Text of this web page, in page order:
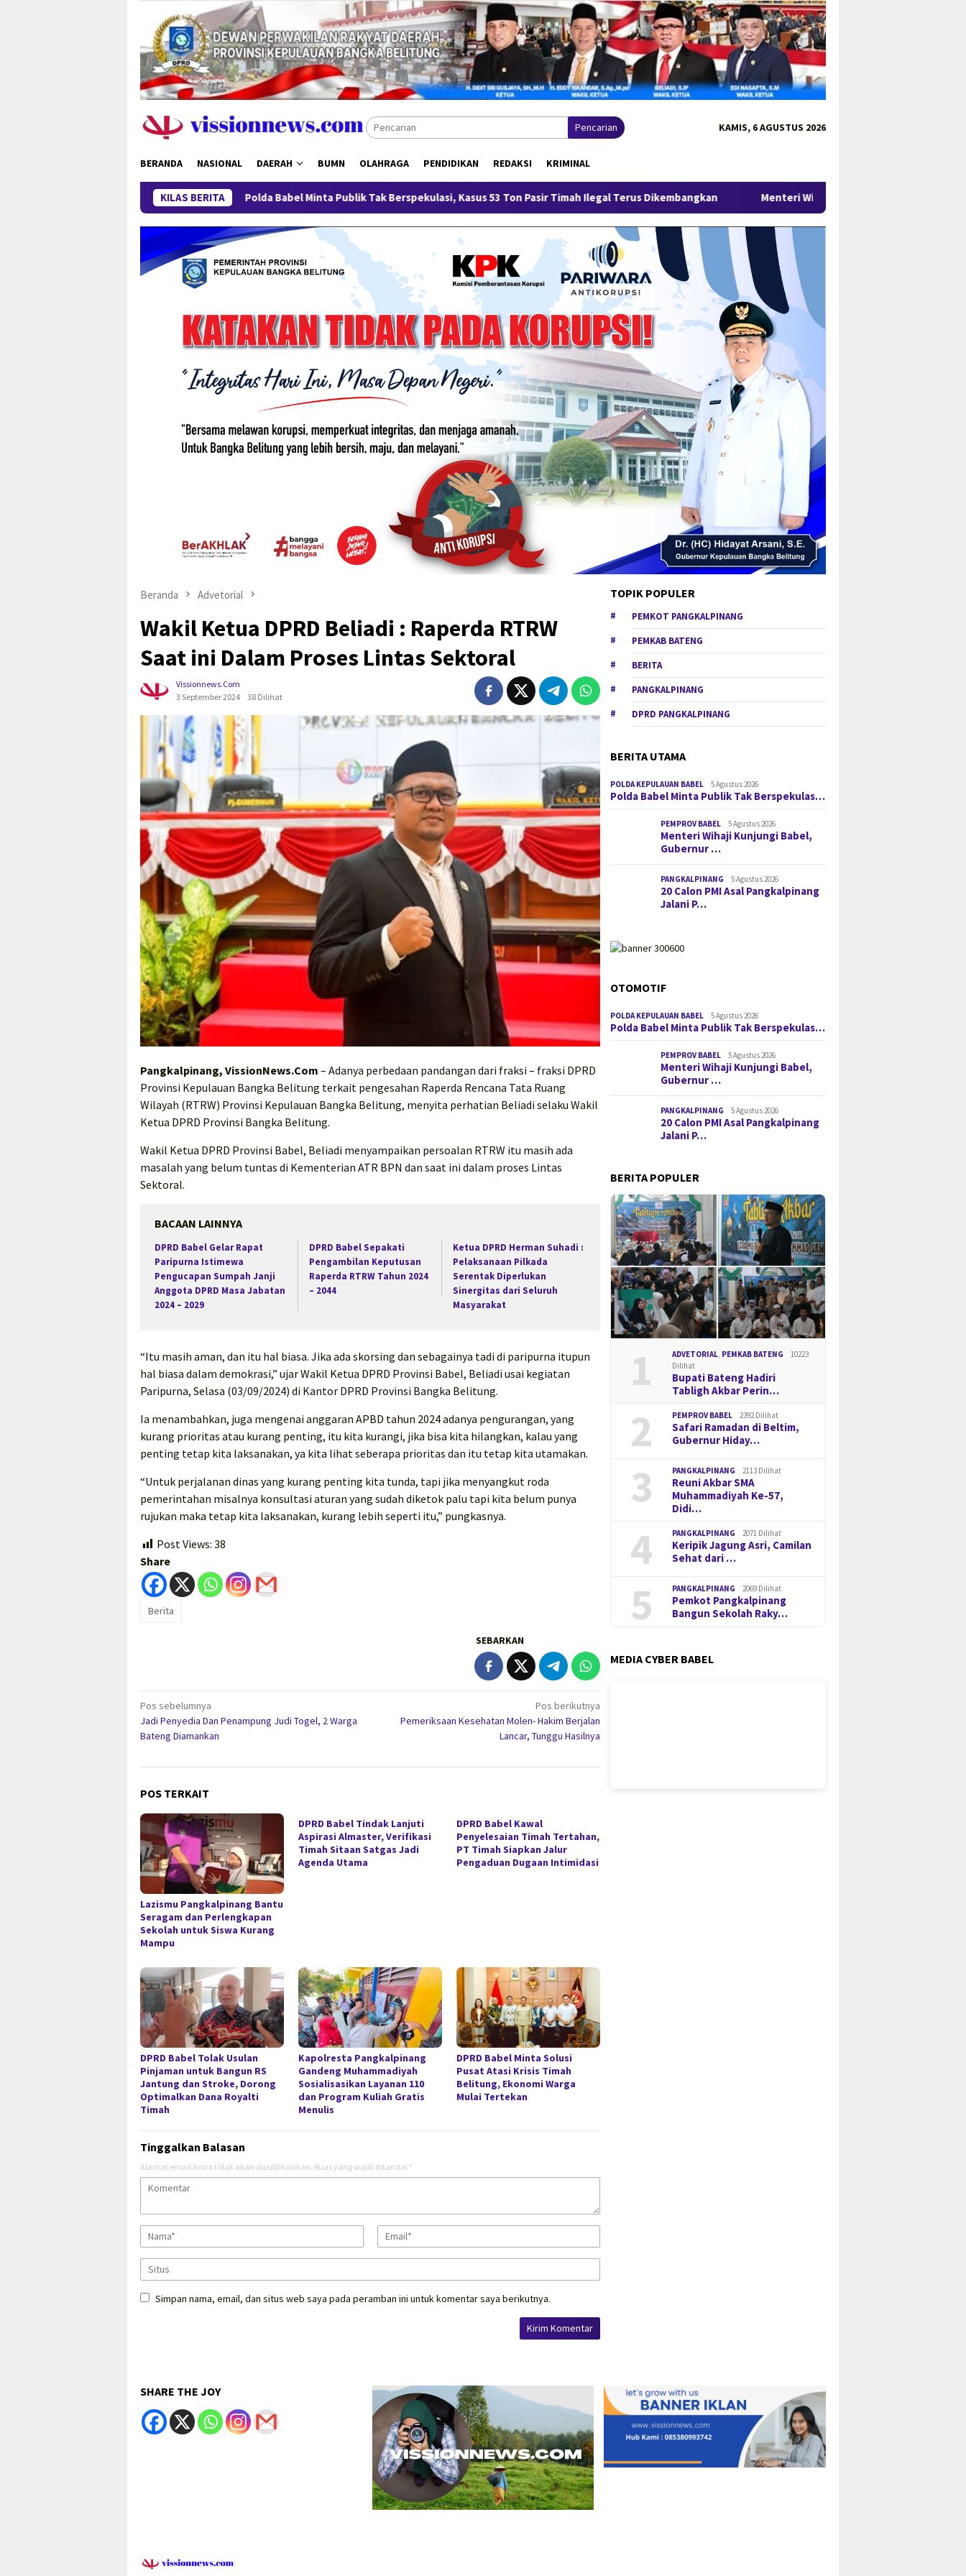
konten
Pencarian KAMIS, 6 AGUSTUS 2026
BERANDA NASIONAL DAERAH BUMN OLAHRAGA PENDIDIKAN REDAKSI KRIMINAL
KILAS BERITA
Polda Babel Minta Publik Tak Berspekulasi, Kasus 53 Ton Pasir Timah Ilegal Terus Dikembangkan Menteri Wihaji Kunjungi Babel, Gubernur Hidayat Arsani
Beranda Advetorial
Wakil Ketua DPRD Beliadi : Raperda RTRW
Saat ini Dalam Proses Lintas Sektoral
Vissionnews.com
3 September 2024
38 Dilihat
Pangkalpinang, VissionNews.Com – Adanya perbedaan pandangan dari fraksi – fraksi DPRD
Provinsi Kepulauan Bangka Belitung terkait pengesahan Raperda Rencana Tata Ruang
Wilayah (RTRW) Provinsi Kepulauan Bangka Belitung, menyita perhatian Beliadi selaku Wakil
Ketua DPRD Provinsi Bangka Belitung.
Wakil Ketua DPRD Provinsi Babel, Beliadi menyampaikan persoalan RTRW itu masih ada
masalah yang belum tuntas di Kementerian ATR BPN dan saat ini dalam proses Lintas
Sektoral.
BACAAN LAINNYA
DPRD Babel Gelar Rapat
Paripurna Istimewa
Pengucapan Sumpah Janji
Anggota DPRD Masa Jabatan
2024 – 2029
DPRD Babel Sepakati
Pengambilan Keputusan
Raperda RTRW Tahun 2024
– 2044
Ketua DPRD Herman Suhadi :
Pelaksanaan Pilkada
Serentak Diperlukan
Sinergitas dari Seluruh
Masyarakat
“Itu masih aman, dan itu hal biasa. Jika ada skorsing dan sebagainya tadi di paripurna itupun
hal biasa dalam demokrasi,” ujar Wakil Ketua DPRD Provinsi Babel, Beliadi usai kegiatan
Paripurna, Selasa (03/09/2024) di Kantor DPRD Provinsi Bangka Belitung.
Ia menambahkan, juga mengenai anggaran APBD tahun 2024 adanya pengurangan, yang
kurang prioritas atau kurang penting, itu kita kurangi, jika bisa kita hilangkan, kalau yang
penting tetap kita laksanakan, ya kita lihat seberapa prioritas dan itu tetap kita utamakan.
“Untuk perjalanan dinas yang kurang penting kita tunda, tapi jika menyangkut roda
pemerintahan misalnya konsultasi aturan yang sudah diketok palu tapi kita belum punya
rujukan maka tetap kita laksanakan, kurang lebih seperti itu,” pungkasnya.
Post Views: 38
Share
Berita
SEBARKAN
Navigasi
pos
Pos sebelumnya
Jadi Penyedia Dan Penampung Judi Togel, 2 Warga
Bateng Diamankan
Pos berikutnya
Pemeriksaan Kesehatan Molen- Hakim Berjalan
Lancar, Tunggu Hasilnya
POS TERKAIT
Lazismu Pangkalpinang Bantu
Seragam dan Perlengkapan
Sekolah untuk Siswa Kurang
Mampu
DPRD Babel Tindak Lanjuti
Aspirasi Almaster, Verifikasi
Timah Sitaan Satgas Jadi
Agenda Utama
DPRD Babel Kawal
Penyelesaian Timah Tertahan,
PT Timah Siapkan Jalur
Pengaduan Dugaan Intimidasi
DPRD Babel Tolak Usulan
Pinjaman untuk Bangun RS
Jantung dan Stroke, Dorong
Optimalkan Dana Royalti
Timah
Kapolresta Pangkalpinang
Gandeng Muhammadiyah
Sosialisasikan Layanan 110
dan Program Kuliah Gratis
Menulis
DPRD Babel Minta Solusi
Pusat Atasi Krisis Timah
Belitung, Ekonomi Warga
Mulai Tertekan
Tinggalkan Balasan
Alamat email Anda tidak akan dipublikasikan. Ruas yang wajib ditandai *
Simpan nama, email, dan situs web saya pada peramban ini untuk komentar saya berikutnya.
TOPIK POPULER
PEMKOT PANGKALPINANG
PEMKAB BATENG
BERITA
PANGKALPINANG
DPRD PANGKALPINANG
BERITA UTAMA
POLDA KEPULAUAN BABEL 5 Agustus 2026
Polda Babel Minta Publik Tak Berspekulas…
PEMPROV BABEL 5 Agustus 2026
Menteri Wihaji Kunjungi Babel,
Gubernur …
PANGKALPINANG 5 Agustus 2026
20 Calon PMI Asal Pangkalpinang
Jalani P…
OTOMOTIF
POLDA KEPULAUAN BABEL 5 Agustus 2026
Polda Babel Minta Publik Tak Berspekulas…
PEMPROV BABEL 5 Agustus 2026
Menteri Wihaji Kunjungi Babel,
Gubernur …
PANGKALPINANG 5 Agustus 2026
20 Calon PMI Asal Pangkalpinang
Jalani P…
BERITA POPULER
1 ADVETORIAL PEMKAB BATENG
10223
Dilihat
Bupati Bateng Hadiri
Tabligh Akbar Perin…
2 PEMPROV BABEL 2392 Dilihat
Safari Ramadan di Beltim,
Gubernur Hiday…
3 PANGKALPINANG 2113 Dilihat
Reuni Akbar SMA
Muhammadiyah Ke-57,
Didi…
4 PANGKALPINANG 2071 Dilihat
Keripik Jagung Asri, Camilan
Sehat dari …
5 PANGKALPINANG 2069 Dilihat
Pemkot Pangkalpinang
Bangun Sekolah Raky…
MEDIA CYBER BABEL
SHARE THE JOY